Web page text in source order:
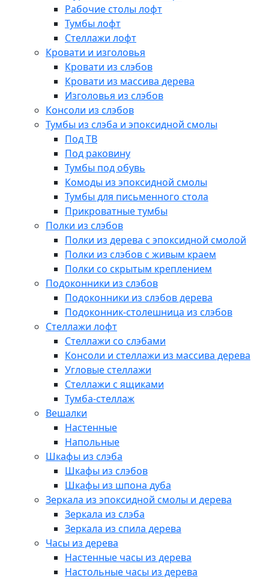
Рабочие столы лофт
Тумбы лофт
Стеллажи лофт
Кровати и изголовья
Кровати из слэбов
Кровати из массива дерева
Изголовья из слэбов
Консоли из слэбов
Тумбы из слэба и эпоксидной смолы
Под ТВ
Под раковину
Тумбы под обувь
Комоды из эпоксидной смолы
Тумбы для письменного стола
Прикроватные тумбы
Полки из слэбов
Полки из дерева с эпоксидной смолой
Полки из слэбов с живым краем
Полки со скрытым креплением
Подоконники из слэбов
Подоконники из слэбов дерева
Подоконник-столешница из слэбов
Стеллажи лофт
Стеллажи со слэбами
Консоли и стеллажи из массива дерева
Угловые стеллажи
Стеллажи с ящиками
Тумба-стеллаж
Вешалки
Настенные
Напольные
Шкафы из слэба
Шкафы из слэбов
Шкафы из шпона дуба
Зеркала из эпоксидной смолы и дерева
Зеркала из слэба
Зеркала из спила дерева
Часы из дерева
Настенные часы из дерева
Настольные часы из дерева